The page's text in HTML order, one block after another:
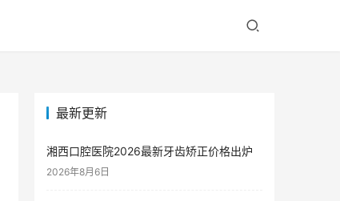
最新更新
湘西口腔医院2026最新牙齿矫正价格出炉
2026年8月6日